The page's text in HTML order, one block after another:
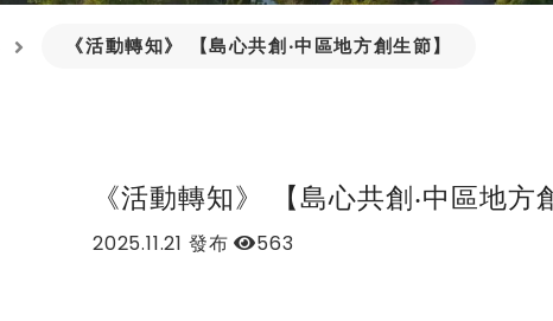
《活動轉知》 【島心共創‧中區地方創生節】
《活動轉知》 【島心共創‧中區地方
2025.11.21 發布 563